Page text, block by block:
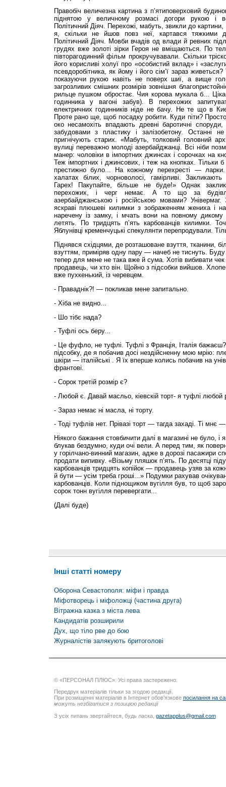
Правобіч величезна картина з п’ятиповерховий
піднятою у величному розмасі догори рукою і
Політичний Діяч. Перехожі, мабуть, звикли до
я, скільки не йшов повз неї, картався тяжкими
Політичний Діяч. Мовби вчадів од влади й ревних
грудях вже золоті зірки Героя не вміщаються. По
півторагодинний фільм прокручувавали. Скільки
його корисливі холуї про «особистий вклад» і
псевдоробітника, як йому і його сім’ї зараз
показуючи рукою навіть не поверх шиї, а вище
загрозливих смішних розмірів зовнішня
рильце пушком обростає. Чия корова мукала б...
годинника у вагоні забув). В перехожих
електричних годинників ніде не бачу. Не те що в
Проте рано ще, щоб посадку робити. Куди піти?
око несамохіть впадають древні баротичні
забудовами з пластику і залізобетону. Останні
пригнічують старих. «Мабуть, толковий головний
вулиці переважно молоді азербайджанці. Всі ніби
манер: чоловіки в імпортних джинсах і сорочках на
Теж імпортних і джинсових, і теж на кнопках. Тільки
престижно було... На кожному перехресті —
халатах білих, чорноволосі, гамірливі.
Гарех! Пакупайте, більше не буде!» Однак
перехожих, і черг немає. А то що за
азербайджанською і російською мовами?
яскраві плюшеві килимки з зображенням жениха і
наречену із замку, і мчать вони на повному дикому
летять. По тридцять п’ять карбованців килимки.
Яблунівці кременчуцькі спекулянти перепродували.
Піднявся східцями, де розташоване взуття, тканини,
взуттям, приміряв одну пару — начеб не тиснуть. Буду
тепер для мене не така вже й сума. Хотів вибивати чек
продавець, чи хто він. Щойно з підсобки вийшов.
вже пухкенький, із черевцем.
- Праваднік?! — покликав мене запитально.
- Хіба не видно...
- Шо тібє нада?
- Туфлі ось беру...
- Це фуфло, не туфлі. Туфлі з Франція, Італія
підсобку, де я побачив досі нездійсненну мою мрію:
шкіри — італійські . Я їх вперше колись побачив на
франтові.
- Сорок третій розмір є?
- Любой є. Давай масльо, кіевскій торт- я туфлі любой
- Зараз немає ні масла, ні торту.
- Тоді туфлів нет. Прівазі торт — тагда захаді. Ті мнє
Ніякого бажання стовбичити далі в магазині не було,
блукав бездумно, куди очі вели. А перед тим, як
у горілчано-винний магазин, адже в дорозі пасажири
продати випивку. «Візьму пляшок п’ять. По десятці
карбованців тридцять копійок — продавець узяв за
й бути — усім треба гроші...» Подумки рахував
карбованців. Коли піднощиком вугілля був, то щоб
сорок тонн вугілля перевергати...
(Далі буде)
Інші статті номеру
Оборона Севастополя: міфи і правда
Міфотворець і міфоложці (частина друга)
Вітражна казка з міста лева
Кандидатів розширили
Дух, що тіло рве до бою
Журналістів залякують бритоголові
© «ПЕРСОНАЛ ПЛЮС». Усі права застережено.
Передрук матеріалів тільки за згодою редакції.
При розміщенні матеріалів в Інтернет обов’язкове посилання на
можуть незбігатися з позицією редакції
З усіх питань звертайтеся, будь ласка, gazetapplus@gmail.com